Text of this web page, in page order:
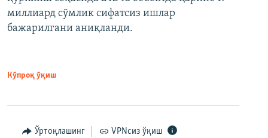
миллиард сўмлик сифатсиз ишлар
бажарилгани аниқланди.
Кўпроқ ўқиш
Ўртоқлашинг VPNсиз ўқиш